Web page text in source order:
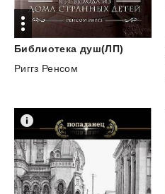
Библиотека душ(ЛП)
Риггз Ренсом